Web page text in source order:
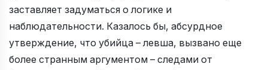
заставляет задуматься о логике и
наблюдательности. Казалось бы, абсурдное
утверждение, что убийца – левша, вызвано еще
более странным аргументом – следами от